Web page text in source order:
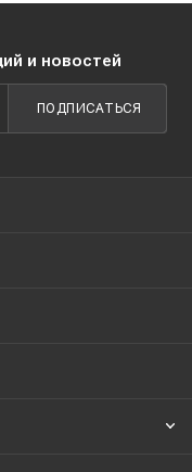
и новостей
ПОДПИСАТЬСЯ